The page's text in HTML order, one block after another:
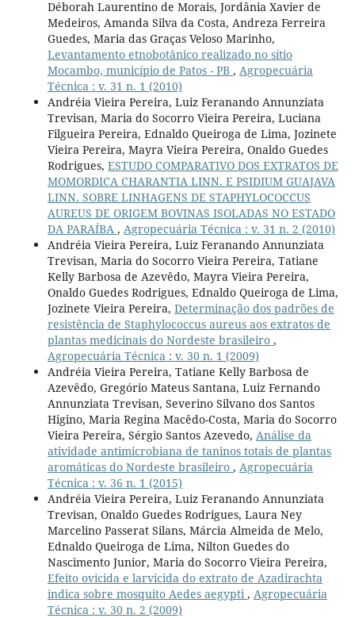
Déborah Laurentino de Morais, Jordânia Xavier de
Medeiros, Amanda Silva da Costa, Andreza Ferreira
Guedes, Maria das Graças Veloso Marinho,
Levantamento etnobotânico realizado no sítio
Mocambo, município de Patos - PB , Agropecuária
Técnica : v. 31 n. 1 (2010)
Andréia Vieira Pereira, Luiz Feranando Annunziata
Trevisan, Maria do Socorro Vieira Pereira, Luciana
Filgueira Pereira, Ednaldo Queiroga de Lima, Jozinete
Vieira Pereira, Mayra Vieira Pereira, Onaldo Guedes
Rodrigues, ESTUDO COMPARATIVO DOS EXTRATOS DE
MOMORDICA CHARANTIA LINN. E PSIDIUM GUAJAVA
LINN. SOBRE LINHAGENS DE STAPHYLOCOCCUS
AUREUS DE ORIGEM BOVINAS ISOLADAS NO ESTADO
DA PARAÍBA , Agropecuária Técnica : v. 31 n. 2 (2010)
Andréia Vieira Pereira, Luiz Feranando Annunziata
Trevisan, Maria do Socorro Vieira Pereira, Tatiane
Kelly Barbosa de Azevêdo, Mayra Vieira Pereira,
Onaldo Guedes Rodrigues, Ednaldo Queiroga de Lima,
Jozinete Vieira Pereira, Determinação dos padrões de
resistência de Staphylococcus aureus aos extratos de
plantas medicinais do Nordeste brasileiro ,
Agropecuária Técnica : v. 30 n. 1 (2009)
Andréia Vieira Pereira, Tatiane Kelly Barbosa de
Azevêdo, Gregório Mateus Santana, Luiz Fernando
Annunziata Trevisan, Severino Silvano dos Santos
Higino, Maria Regina Macêdo-Costa, Maria do Socorro
Vieira Pereira, Sérgio Santos Azevedo, Análise da
atividade antimicrobiana de taninos totais de plantas
aromáticas do Nordeste brasileiro , Agropecuária
Técnica : v. 36 n. 1 (2015)
Andréia Vieira Pereira, Luiz Feranando Annunziata
Trevisan, Onaldo Guedes Rodrigues, Laura Ney
Marcelino Passerat Silans, Márcia Almeida de Melo,
Ednaldo Queiroga de Lima, Nilton Guedes do
Nascimento Junior, Maria do Socorro Vieira Pereira,
Efeito ovicida e larvicida do extrato de Azadirachta
indica sobre mosquito Aedes aegypti, Agropecuária
Técnica : v. 30 n. 2 (2009)